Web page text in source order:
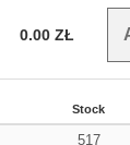
0.00 ZŁ
Stock
517